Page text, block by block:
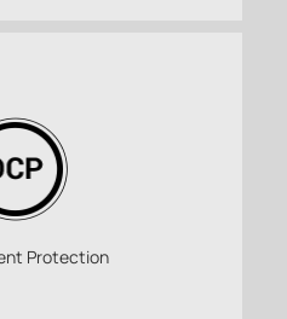
Protection